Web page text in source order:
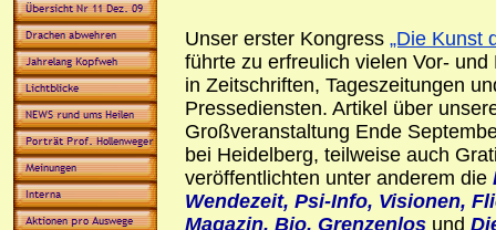
Unser erster Kongress „Die Kunst
führte zu erfreulich vielen Vor- und
in Zeitschriften, Tageszeitungen
Pressediensten. Artikel über
Großveranstaltung Ende
bei Heidelberg, teilweise auch
veröffentlichten unter anderem die
Wendezeit, Psi-Info, Visionen,
Magazin, Bio, Grenzenlos und